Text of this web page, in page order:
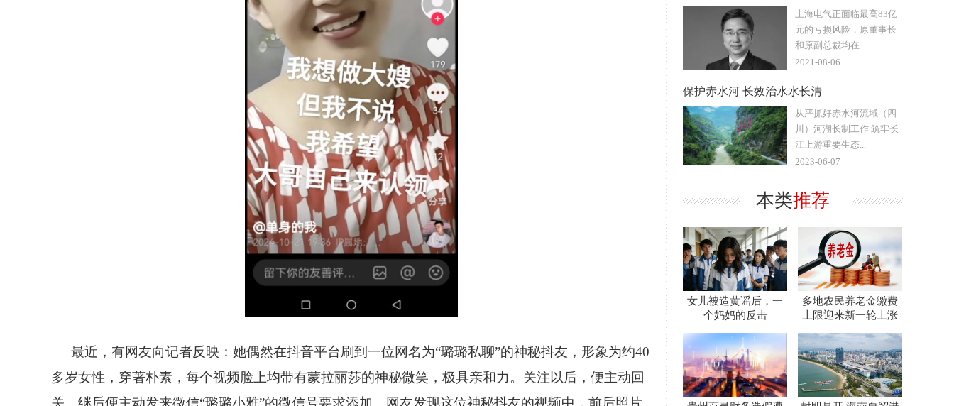
最近，有网友向记者反映：她偶然在抖音平台刷到一位网名为“璐璐私聊”的神秘抖友，形象为约40
多岁女性，穿著朴素，每个视频脸上均带有蒙拉丽莎的神秘微笑，极具亲和力。关注以后，便主动回
关。继后便主动发来微信“璐璐小雅”的微信号要求添加。网友发现这位神秘抖友的视频中，前后照片
上海电气正面临最高83亿
元的亏损风险，原董事长
和原副总裁均在...
2021-08-06
保护赤水河 长效治水水长清
从严抓好赤水河流域（四
川）河湖长制工作 筑牢长
江上游重要生态...
2023-06-07
本类推荐
女儿被造黄谣后，一
个妈妈的反击
多地农民养老金缴费
上限迎来新一轮上涨